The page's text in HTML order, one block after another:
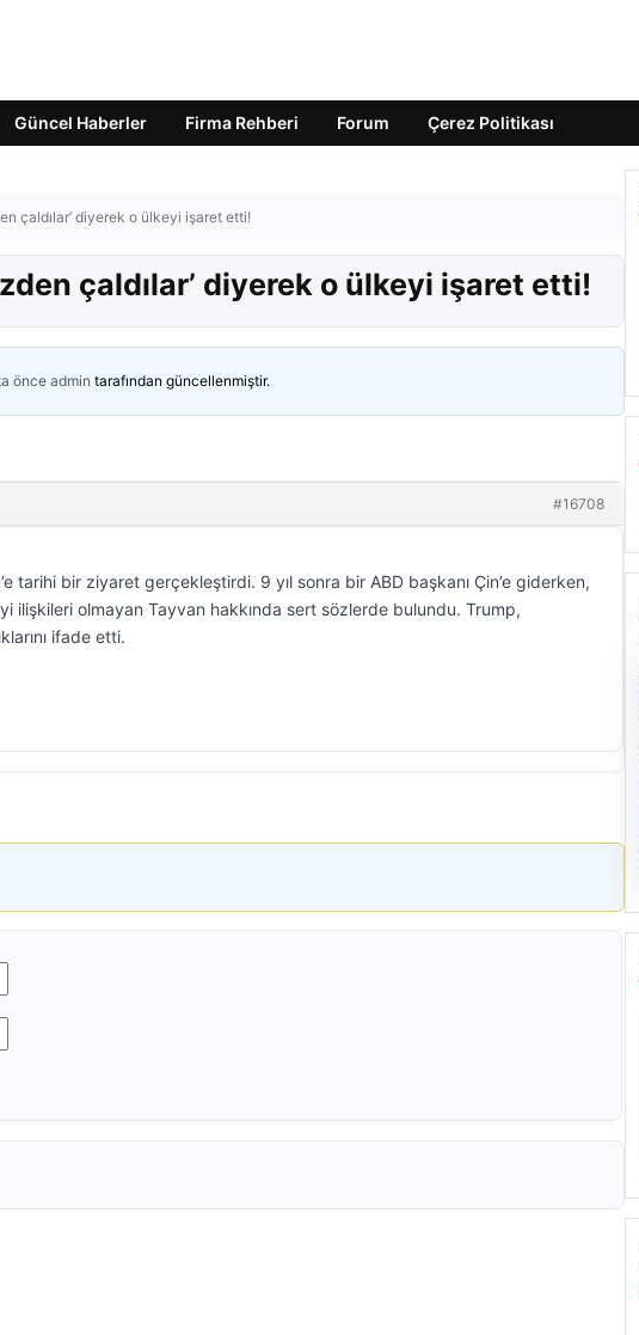
Güncel Haberler Firma Rehberi Forum Çerez Politikası
çaldılar’ diyerek o ülkeyi işaret etti!
çaldılar’ diyerek o ülkeyi işaret etti!
önce admin tarafından güncellenmiştir.
#16708
tarihi bir ziyaret gerçekleştirdi. 9 yıl sonra bir ABD başkanı Çin’e giderken,
ilişkileri olmayan Tayvan hakkında sert sözlerde bulundu. Trump,
ifade etti.